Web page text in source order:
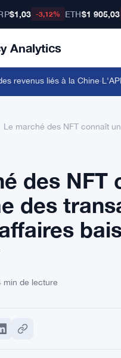
$1,03 -3,12% ETH$1 905,03
Analytics
liés à la Chine·L'API du
Le marché des NFT connaît
des NFT
des
min de lecture